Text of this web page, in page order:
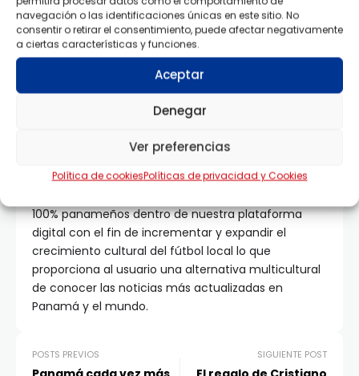
navegación o las identificaciones únicas en este sitio. No
consentir o retirar el consentimiento, puede afectar negativamente
a ciertas características y funciones.
Aceptar
Denegar
Ver preferencias
Política de cookiesPolíticas de privacidad y Cookies
Selección de Argentina Seleccion de Panama
COMPARTIDOS:
ANDRE SARABIA
Único holding deportivo en Panamá desde el 2010.
Comprometidos con el deporte y el talento local,
nuestro equipo de PANAMAGOL ofrece la
100% panameños dentro de nuestra plataforma
digital con el fin de incrementar y expandir el
crecimiento cultural del fútbol local lo que
proporciona al usuario una alternativa multicultural
de conocer las noticias más actualizadas en
Panamá y el mundo.
POSTS PREVIOS SIGUIENTE POST